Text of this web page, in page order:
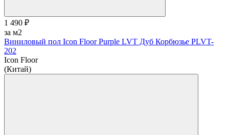
1 490 ₽
за м2
Виниловый пол Icon Floor Purple LVT Дуб Корбюзье PLVT-
202
Icon Floor
(Китай)